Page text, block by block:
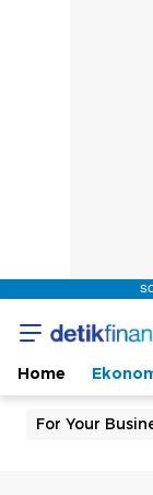
Home
For Your